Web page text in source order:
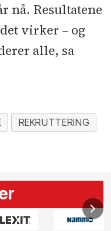
nå. Resultatene
virker – og
alle, sa
REKRUTTERING